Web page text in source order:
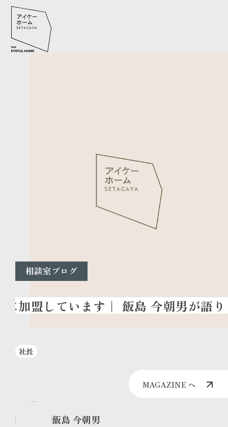
相談室ブログ
社長
MAGAZINE へ
飯島 今朝男